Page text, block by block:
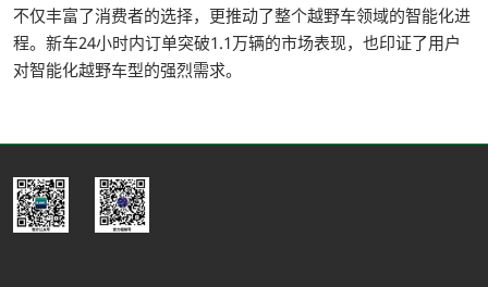
不仅丰富了消费者的选择，更推动了整个越野车领域的智能化进
程。新车24小时内订单突破1.1万辆的市场表现，也印证了用户
对智能化越野车型的强烈需求。